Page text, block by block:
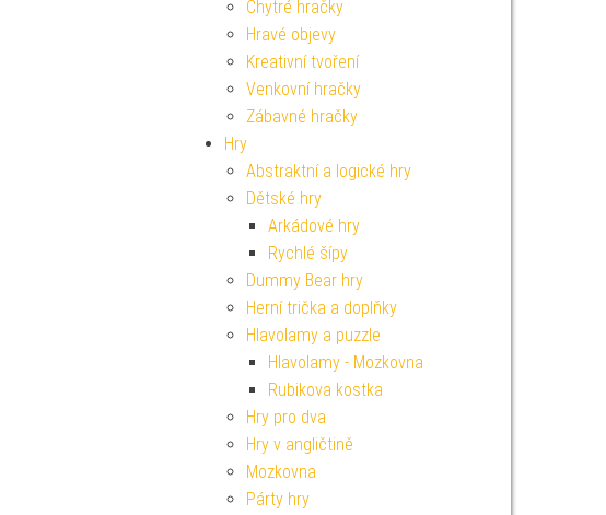
Chytré hračky
Hravé objevy
Kreativní tvoření
Venkovní hračky
Zábavné hračky
Hry
Abstraktní a logické hry
Dětské hry
Arkádové hry
Rychlé šípy
Dummy Bear hry
Herní trička a doplňky
Hlavolamy a puzzle
Hlavolamy - Mozkovna
Rubikova kostka
Hry pro dva
Hry v angličtině
Mozkovna
Párty hry